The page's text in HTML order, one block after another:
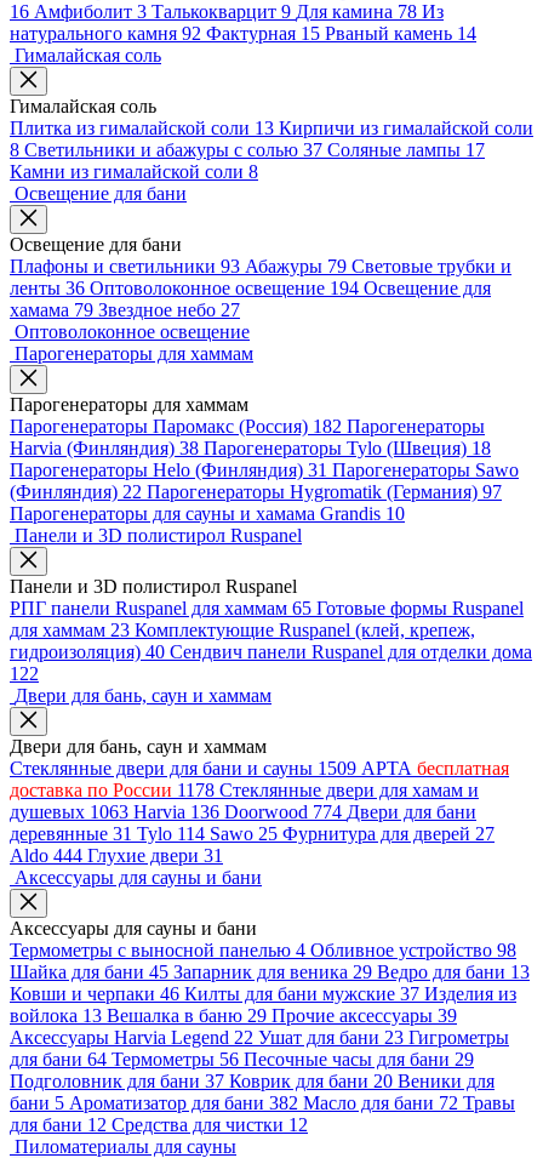
16 Амфиболит 3 Талькокварцит 9 Для камина 78 Из
натурального камня 92 Фактурная 15 Рваный камень 14
Гималайская соль
Гималайская соль
Плитка из гималайской соли 13 Кирпичи из гималайской соли
8 Светильники и абажуры с солью 37 Соляные лампы 17
Камни из гималайской соли 8
Освещение для бани
Освещение для бани
Плафоны и светильники 93 Абажуры 79 Световые трубки и
ленты 36 Оптоволоконное освещение 194 Освещение для
хамама 79 Звездное небо 27
Оптоволоконное освещение
Парогенераторы для хаммам
Парогенераторы для хаммам
Парогенераторы Паромакс (Россия) 182 Парогенераторы
Harvia (Финляндия) 38 Парогенераторы Tylo (Швеция) 18
Парогенераторы Helo (Финляндия) 31 Парогенераторы Sawo
(Финляндия) 22 Парогенераторы Hygromatik (Германия) 97
Парогенераторы для сауны и хамама Grandis 10
Панели и 3D полистирол Ruspanel
Панели и 3D полистирол Ruspanel
РПГ панели Ruspanel для хаммам 65 Готовые формы Ruspanel
для хаммам 23 Комплектующие Ruspanel (клей, крепеж,
гидроизоляция) 40 Сендвич панели Ruspanel для отделки дома
122
Двери для бань, саун и хаммам
Двери для бань, саун и хаммам
Стеклянные двери для бани и сауны 1509 АРТА бесплатная
доставка по России 1178 Стеклянные двери для хамам и
душевых 1063 Harvia 136 Doorwood 774 Двери для бани
деревянные 31 Tylo 114 Sawo 25 Фурнитура для дверей 27
Aldo 444 Глухие двери 31
Аксессуары для сауны и бани
Аксессуары для сауны и бани
Термометры с выносной панелью 4 Обливное устройство 98
Шайка для бани 45 Запарник для веника 29 Ведро для бани 13
Ковши и черпаки 46 Килты для бани мужские 37 Изделия из
войлока 13 Вешалка в баню 29 Прочие аксессуары 39
Аксессуары Harvia Legend 22 Ушат для бани 23 Гигрометры
для бани 64 Термометры 56 Песочные часы для бани 29
Подголовник для бани 37 Коврик для бани 20 Веники для
бани 5 Ароматизатор для бани 382 Масло для бани 72 Травы
для бани 12 Средства для чистки 12
Пиломатериалы для сауны